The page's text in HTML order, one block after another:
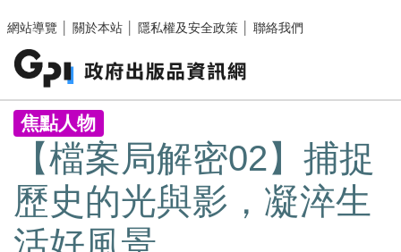
網站導覽
關於本站 隱私權及安全政策 聯絡我們
:::
焦點人物
【檔案局解密02】捕捉
歷史的光與影，凝淬生